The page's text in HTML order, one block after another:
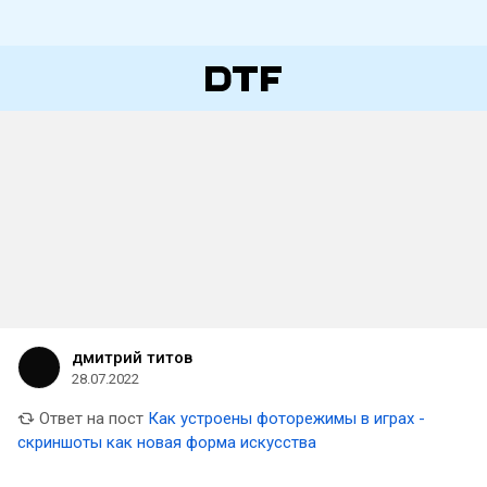
дмитрий титов
28.07.2022
Ответ на пост Как устроены фоторежимы в играх -
скриншоты как новая форма искусства